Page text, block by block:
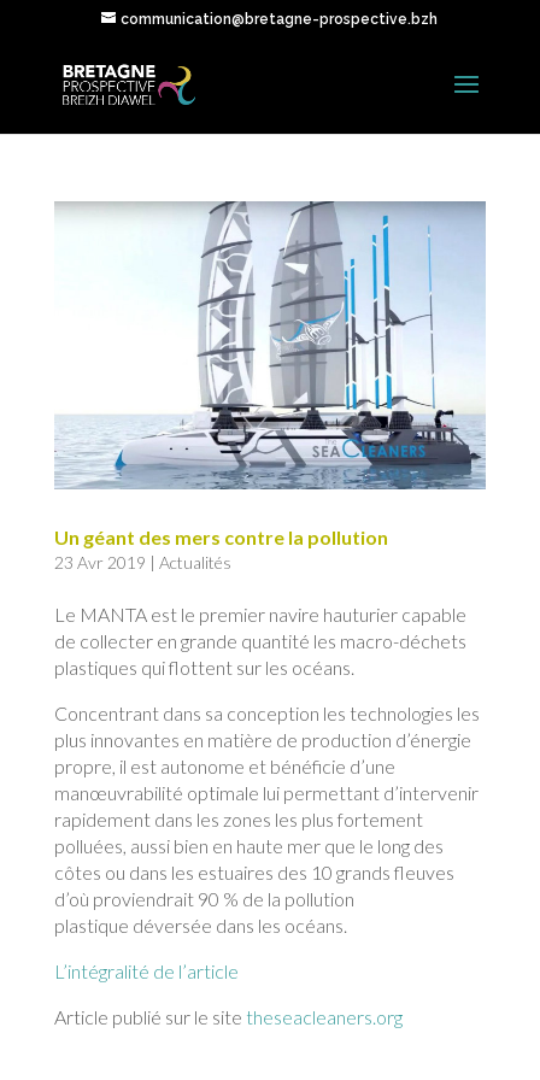
communication@bretagne-prospective.bzh
Un géant des mers contre la pollution
23 Avr 2019 | Actualités
Le MANTA est le premier navire hauturier capable
de collecter en grande quantité les macro-déchets
plastiques qui flottent sur les océans.
Concentrant dans sa conception les technologies les
plus innovantes en matière de production d’énergie
propre, il est autonome et bénéficie d’une
manœuvrabilité optimale lui permettant d’intervenir
rapidement dans les zones les plus fortement
polluées, aussi bien en haute mer que le long des
côtes ou dans les estuaires des 10 grands fleuves
d’où proviendrait 90 % de la pollution
plastique déversée dans les océans.
L’intégralité de l’article
Article publié sur le site theseacleaners.org